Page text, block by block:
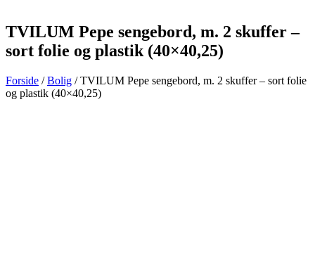
TVILUM Pepe sengebord, m. 2 skuffer –
sort folie og plastik (40×40,25)
Forside /Bolig / TVILUM Pepe sengebord, m. 2 skuffer – sort folie
og plastik (40×40,25)